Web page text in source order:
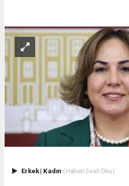
Erkek| Kadın (Haberi Sesli Oku)